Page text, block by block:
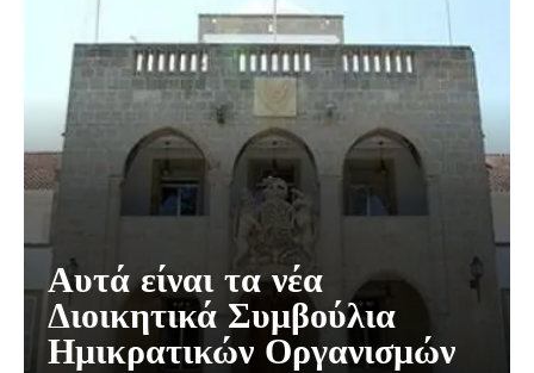
Αυτά είναι τα νέα
Διοικητικά Συμβούλια
Ημικρατικών Οργανισμών